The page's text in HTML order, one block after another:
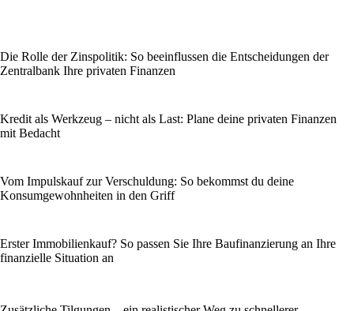
Die Rolle der Zinspolitik: So beeinflussen die Entscheidungen der
Zentralbank Ihre privaten Finanzen
Kredit als Werkzeug – nicht als Last: Plane deine privaten Finanzen
mit Bedacht
Vom Impulskauf zur Verschuldung: So bekommst du deine
Konsumgewohnheiten in den Griff
Erster Immobilienkauf? So passen Sie Ihre Baufinanzierung an Ihre
finanzielle Situation an